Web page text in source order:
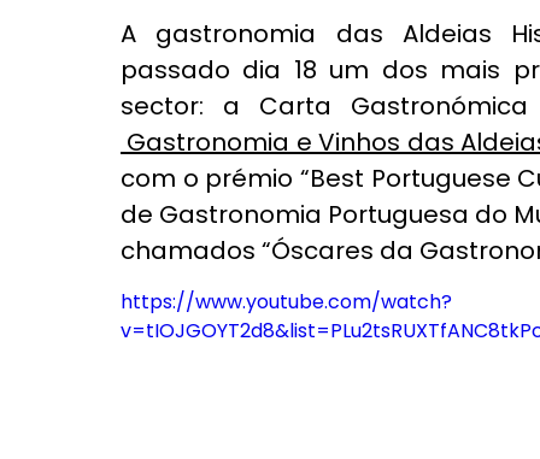
A gastronomia das Aldeias
passado dia 18 um dos mais
sector: a Carta Gastronómica
Gastronomia e Vinhos das
com o prémio “Best Portuguese
de Gastronomia Portuguesa do
chamados “Óscares da
https://www.youtube.com/watch?